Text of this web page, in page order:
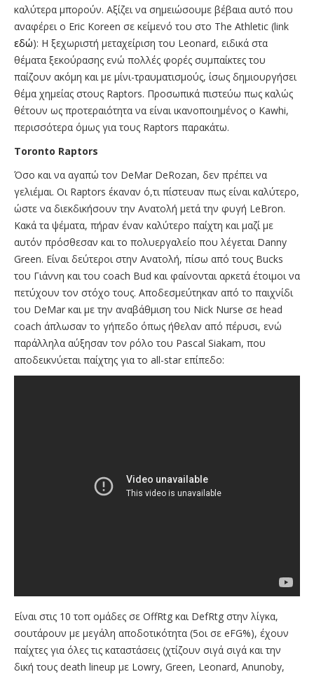
καλύτερα μπορούν. Αξίζει να σημειώσουμε βέβαια αυτό που
αναφέρει ο Eric Koreen σε κείμενό του στο The Athletic (link
εδώ): Η ξεχωριστή μεταχείριση του Leonard, ειδικά στα
θέματα ξεκούρασης ενώ πολλές φορές συμπαίκτες του
παίζουν ακόμη και με μίνι-τραυματισμούς, ίσως δημιουργήσει
θέμα χημείας στους Raptors. Προσωπικά πιστεύω πως καλώς
θέτουν ως προτεραιότητα να είναι ικανοποιημένος ο Kawhi,
περισσότερα όμως για τους Raptors παρακάτω.
Toronto Raptors
Όσο και να αγαπώ τον DeMar DeRozan, δεν πρέπει να
γελιέμαι. Οι Raptors έκαναν ό,τι πίστευαν πως είναι καλύτερο,
ώστε να διεκδικήσουν την Ανατολή μετά την φυγή LeBron.
Κακά τα ψέματα, πήραν έναν καλύτερο παίχτη και μαζί με
αυτόν πρόσθεσαν και το πολυεργαλείο που λέγεται Danny
Green. Είναι δεύτεροι στην Ανατολή, πίσω από τους Bucks
του Γιάννη και του coach Bud και φαίνονται αρκετά έτοιμοι να
πετύχουν τον στόχο τους. Αποδεσμεύτηκαν από το παιχνίδι
του DeMar και με την αναβάθμιση του Nick Nurse σε head
coach άπλωσαν το γήπεδο όπως ήθελαν από πέρυσι, ενώ
παράλληλα αύξησαν τον ρόλο του Pascal Siakam, που
αποδεικνύεται παίχτης για το all-star επίπεδο:
Είναι στις 10 τοπ ομάδες σε OffRtg και DefRtg στην λίγκα,
σουτάρουν με μεγάλη αποδοτικότητα (5οι σε eFG%), έχουν
παίχτες για όλες τις καταστάσεις (χτίζουν σιγά σιγά και την
δική τους death lineup με Lowry, Green, Leonard, Anunoby,